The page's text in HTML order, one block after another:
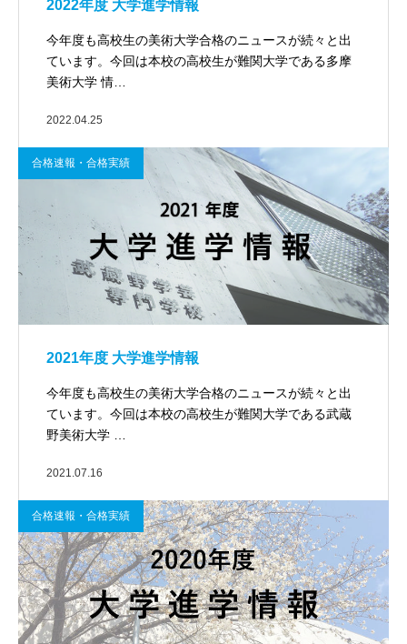
2022年度 大学進学情報
今年度も高校生の美術大学合格のニュースが続々と出
ています。今回は本校の高校生が難関大学である多摩
美術大学 情…
2022.04.25
合格速報・合格実績
2021年度 大学進学情報
今年度も高校生の美術大学合格のニュースが続々と出
ています。今回は本校の高校生が難関大学である武蔵
野美術大学 …
2021.07.16
合格速報・合格実績